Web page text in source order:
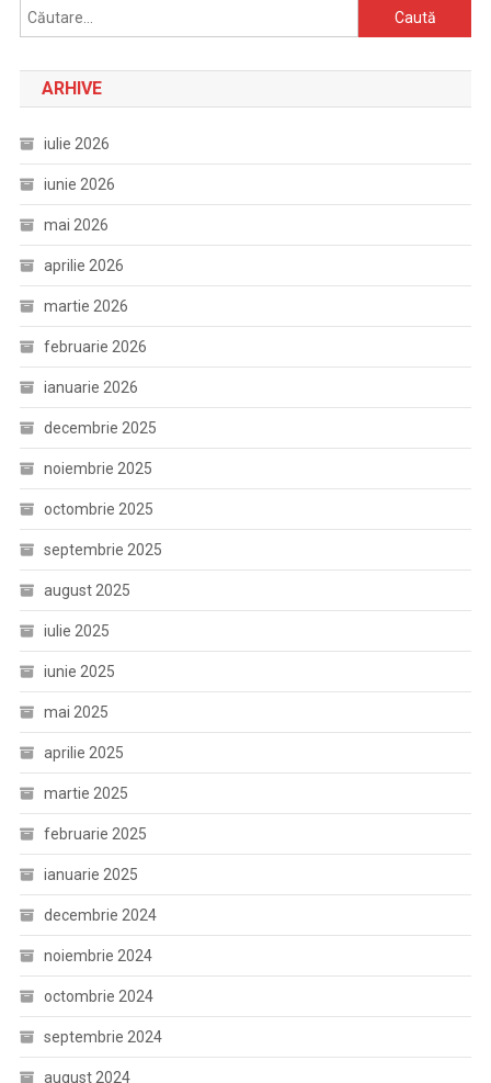
Caută
după:
ARHIVE
iulie 2026
iunie 2026
mai 2026
aprilie 2026
martie 2026
februarie 2026
ianuarie 2026
decembrie 2025
noiembrie 2025
octombrie 2025
septembrie 2025
august 2025
iulie 2025
iunie 2025
mai 2025
aprilie 2025
martie 2025
februarie 2025
ianuarie 2025
decembrie 2024
noiembrie 2024
octombrie 2024
septembrie 2024
august 2024